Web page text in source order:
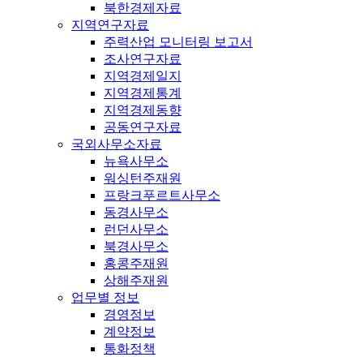
북한경제자료
지역연구자료
주력산업 모니터링 보고서
조사연구자료
지역경제일지
지역경제통계
지역경제동향
공동연구자료
국외사무소자료
뉴욕사무소
워싱턴주재원
프랑크푸르트사무소
동경사무소
런던사무소
북경사무소
홍콩주재원
상해주재원
업무별 정보
경영정보
계약정보
통화정책